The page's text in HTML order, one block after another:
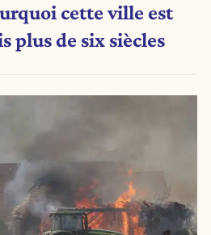
cette ville est
plus de six siècles